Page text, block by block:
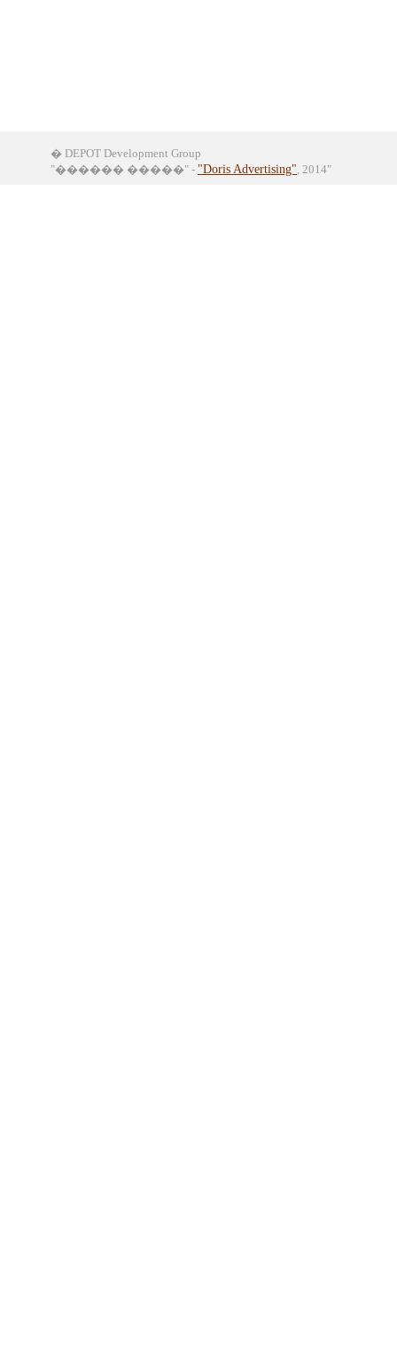
� DEPOT Development Group
"������ �����" - "Doris Advertising", 2014"